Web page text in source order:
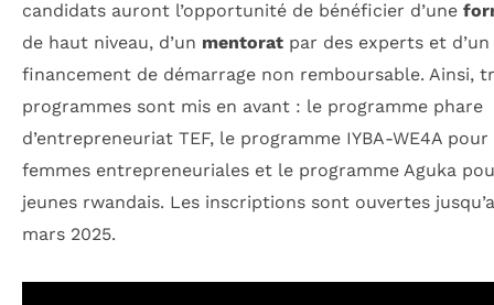
candidats auront l’opportunité de bénéficier d’une
de haut niveau, d’un mentorat par des experts et d’un
financement de démarrage non remboursable. Ainsi,
programmes sont mis en avant : le programme phare
d’entrepreneuriat TEF, le programme IYBA-WE4A pour
femmes entrepreneuriales et le programme Aguka
jeunes rwandais. Les inscriptions sont ouvertes
mars 2025.